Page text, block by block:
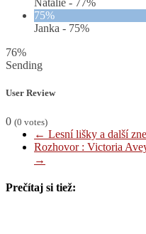
Natálie - 77%
75%
Janka - 75%
76%
Sending
User Review
0 (0 votes)
← Lesní lišky a další
Rozhovor : Victoria
→
Prečítaj si tiež: